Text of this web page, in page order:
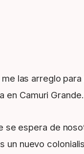
las arreglo
Camuri
se espera de
nuevo